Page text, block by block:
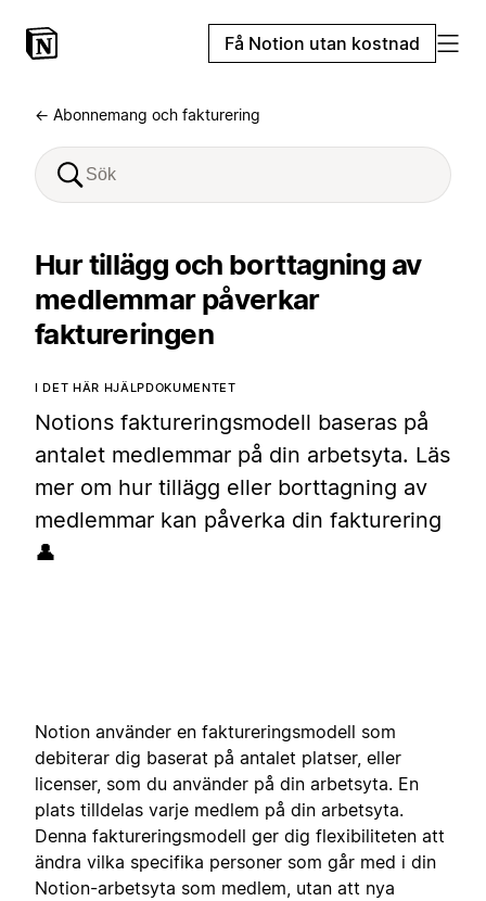
Få Notion utan kostnad
← Abonnemang och fakturering
Hur tillägg och borttagning av
medlemmar påverkar
faktureringen
I DET HÄR HJÄLPDOKUMENTET
Notions faktureringsmodell baseras på
antalet medlemmar på din arbetsyta. Läs
mer om hur tillägg eller borttagning av
medlemmar kan påverka din fakturering
👤
Notion använder en faktureringsmodell som
debiterar dig baserat på antalet platser, eller
licenser, som du använder på din arbetsyta. En
plats tilldelas varje medlem på din arbetsyta.
Denna faktureringsmodell ger dig flexibiliteten att
ändra vilka specifika personer som går med i din
Notion-arbetsyta som medlem, utan att nya